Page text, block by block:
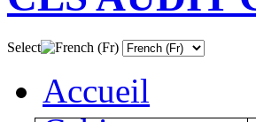
Select
Accueil